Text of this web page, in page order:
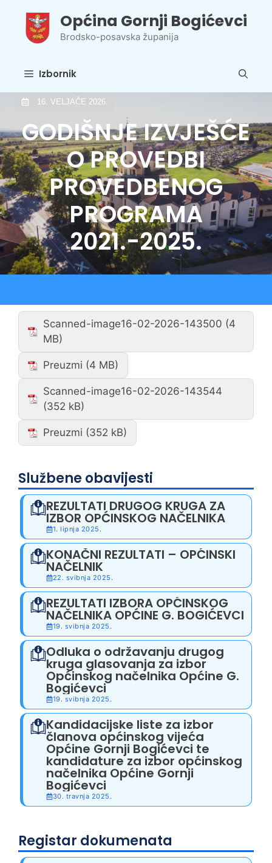
sadržaj
Općina Gornji Bogićevci
Brodsko-posavska županija
Izbornik
16. VELJAČE 2026.
GODIŠNJE IZVJEŠĆE
O PROVEDBI
PROVEDBENOG
PROGRAMA
2021.-2025.
Scanned-image16-02-2026-143500
Preuzmi
Scanned-image16-02-2026-143544
Preuzmi
Službene obavijesti
REZULTATI DRUGOG KRUGA ZA
IZBOR OPĆINSKOG NAČELNIKA
1. lipnja 2025.
KONAČNI REZULTATI – OPĆINSKI
NAČELNIK
22. svibnja 2025.
REZULTATI IZBORA OPĆINSKOG
NAČELNIKA OPĆINE G. BOGIĆEVCI
19. svibnja 2025.
Odluka o održavanju drugog
kruga glasovanja za izbor
Općinskog načelnika Općine G.
Bogićevci
19. svibnja 2025.
Kandidacijske liste za izbor
članova općinskog vijeća
Općine Gornji Bogićevci te
kandidature za izbor općinskog
načelnika Općine Gornji
Bogićevci
30. travnja 2025.
Registar dokumenata